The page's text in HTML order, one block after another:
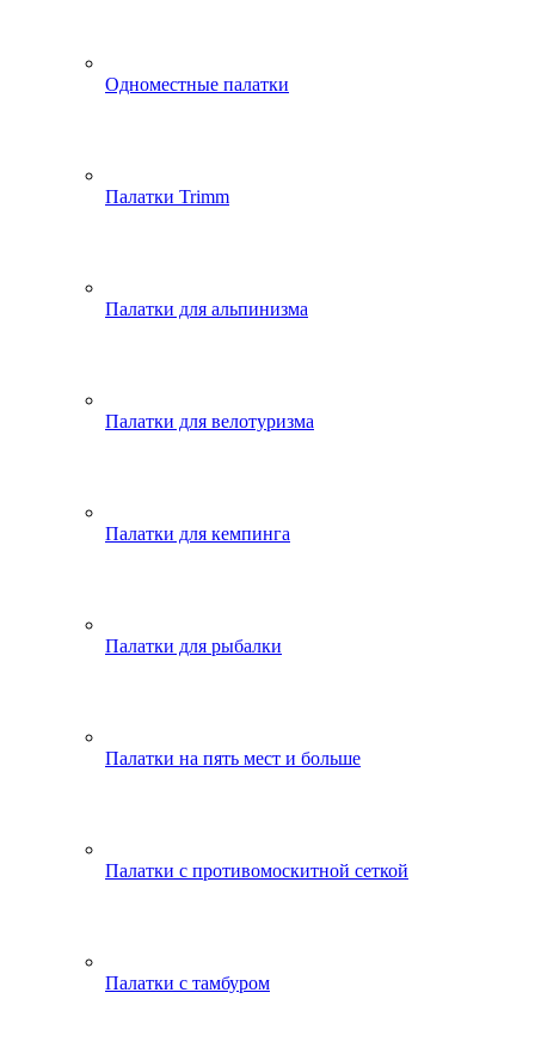
Одноместные палатки
Палатки Trimm
Палатки для альпинизма
Палатки для велотуризма
Палатки для кемпинга
Палатки для рыбалки
Палатки на пять мест и больше
Палатки с противомоскитной сеткой
Палатки с тамбуром